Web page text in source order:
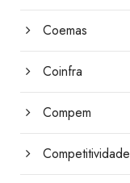
Coemas
Coinfra
Compem
Competitividade